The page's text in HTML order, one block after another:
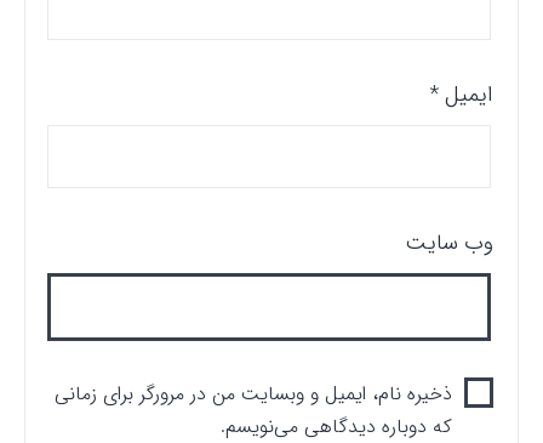
ایمیل*
وب‌ سایت
ذخیره نام، ایمیل و وبسایت من در مرورگر برای زمانی
که دوباره دیدگاهی می‌نویسم.